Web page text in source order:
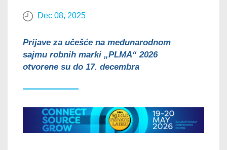
Dec 08, 2025
Prijave za učešće na međunarodnom
sajmu robnih marki „PLMA“ 2026
otvorene su do 17. decembra​